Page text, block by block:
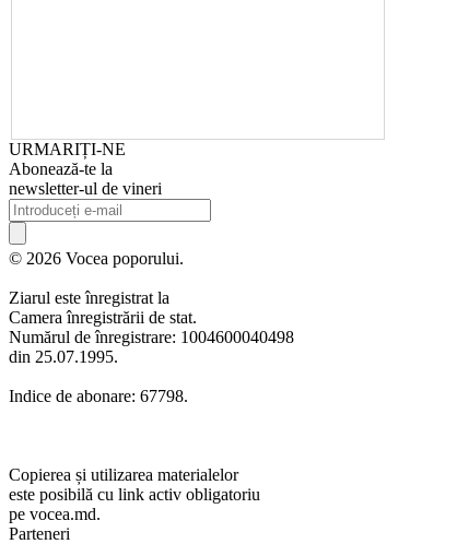
URMARIȚI-NE
Abonează-te la
newsletter-ul de vineri
© 2026 Vocea poporului.
Ziarul este înregistrat la
Camera înregistrării de stat.
Numărul de înregistrare: 1004600040498
din 25.07.1995.
Indice de abonare: 67798.
Copierea și utilizarea materialelor
este posibilă cu link activ obligatoriu
pe vocea.md.
Parteneri